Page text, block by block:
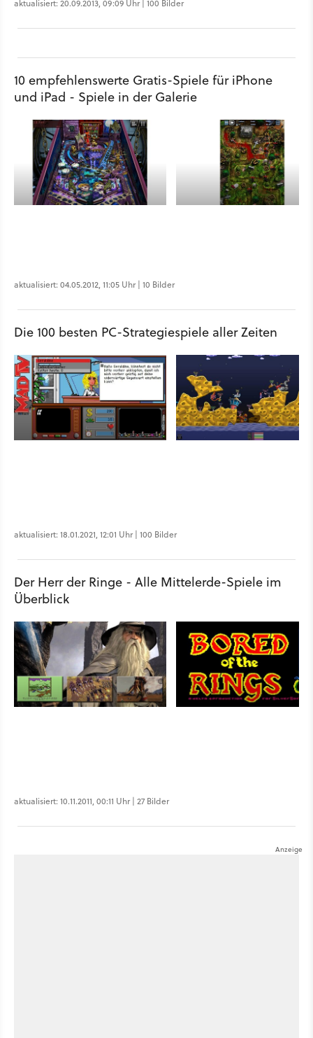
aktualisiert: 20.09.2013, 09:09 Uhr | 100 Bilder
10 empfehlenswerte Gratis-Spiele für iPhone
und iPad - Spiele in der Galerie
aktualisiert: 04.05.2012, 11:05 Uhr | 10 Bilder
Die 100 besten PC-Strategiespiele aller Zeiten
aktualisiert: 18.01.2021, 12:01 Uhr | 100 Bilder
Der Herr der Ringe - Alle Mittelerde-Spiele im
Überblick
aktualisiert: 10.11.2011, 00:11 Uhr | 27 Bilder